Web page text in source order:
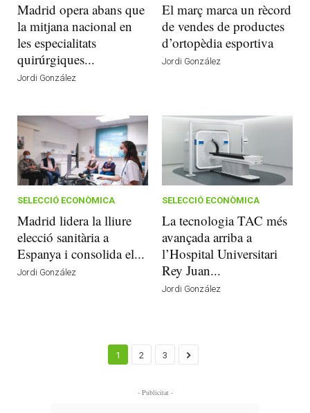
Madrid opera abans que
la mitjana nacional en
les especialitats
quirúrgiques...
Jordi González
El març marca un rècord
de vendes de productes
d’ortopèdia esportiva
Jordi González
SELECCIÓ ECONÒMICA
Madrid lidera la lliure
elecció sanitària a
Espanya i consolida el...
Jordi González
SELECCIÓ ECONÒMICA
La tecnologia TAC més
avançada arriba a
l’Hospital Universitari
Rey Juan...
Jordi González
1 2 3
- Publicitat -